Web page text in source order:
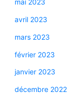
mai 2023
avril 2023
mars 2023
février 2023
janvier 2023
décembre 2022